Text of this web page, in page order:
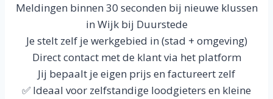
Meldingen binnen 30 seconden bij nieuwe klussen
in Wijk bij Duurstede
Je stelt zelf je werkgebied in (stad + omgeving)
Direct contact met de klant via het platform
Jij bepaalt je eigen prijs en factureert zelf
✅ Ideaal voor zelfstandige loodgieters en kleine